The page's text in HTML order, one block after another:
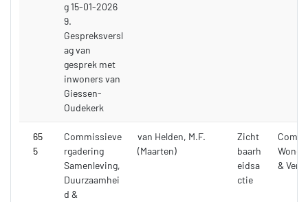
g 15-01-2026
9.
Gespreksversl
ag van
gesprek met
inwoners van
Giessen-
Oudekerk
65
5
Commissieve
rgadering
Samenleving,
Duurzaamhei
d &
van Helden, M.F.
(Maarten)
Zicht
baarh
eidsa
ctie
&